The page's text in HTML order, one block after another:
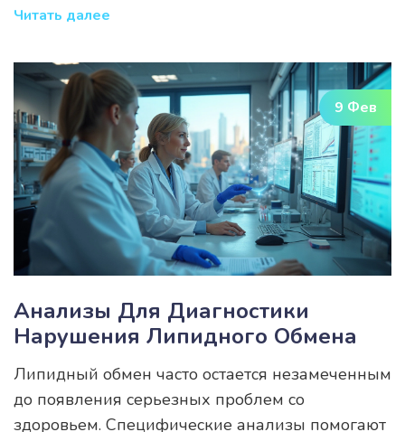
эффективным, чтобы избежать набора веса,
Читатели узнают основные факторы,
влияющие на метаболизм, и получат
рекомендации для повседневного применения.
Эта информация станет надежным
помощником в достижении здорового образа
жизни.
Читать далее
9 Фев
Анализы Для Диагностики
Нарушения Липидного Обмена
Липидный обмен часто остается незамеченным
до появления серьезных проблем со
здоровьем. Специфические анализы помогают